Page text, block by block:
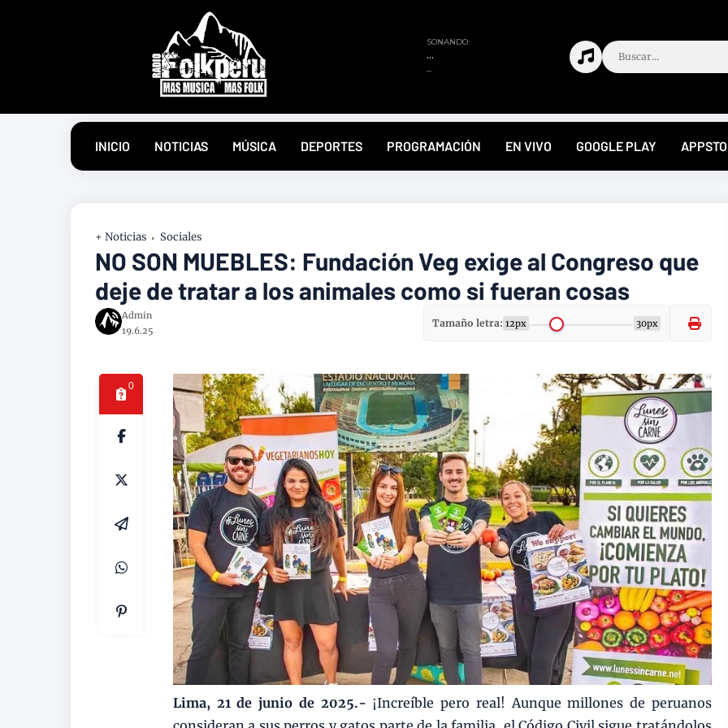
INICIO NOTICIAS MÚSICA DEPORTES PROGRAMACIÓN EN VIVO GOOGLE PLAY
+ Noticias Sociales
NO SON MUEBLES: Fundación Veg exige al Congreso que
deje de tratar a los animales como si fueran cosas
Admin
19.6.25
Tamaño letra: 12px 30px
0
Lima, 21 de junio de 2025.- ¡Increíble pero real! Aunque millones de peruanos